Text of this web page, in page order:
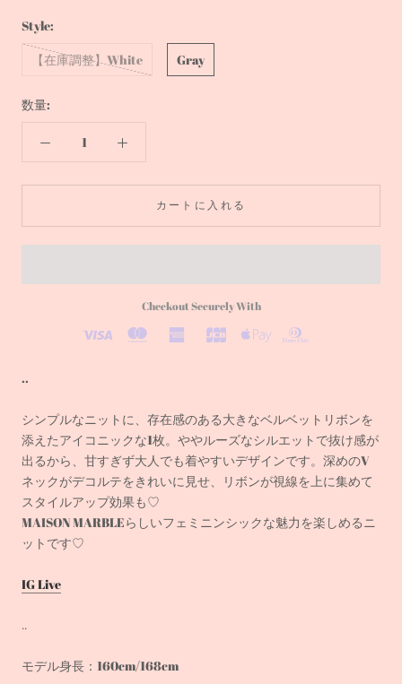
Style:
【在庫調整】White
Gray
数量:
カートに入れる
Checkout Securely With
..
シンプルなニットに、存在感のある大きなベルベットリボンを
添えたアイコニックな1枚。 ややルーズなシルエットで抜け感が
出るから、甘すぎず大人でも着やすいデザインです。 深めのV
ネックがデコルテをきれいに見せ、リボンが視線を上に集めて
スタイルアップ効果も♡
MAISON MARBLEらしいフェミニンシックな魅力を楽しめるニ
ットです♡
IG Live
..
モデル身長：160cm/168cm